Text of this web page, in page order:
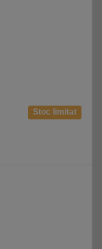
Stoc limitat